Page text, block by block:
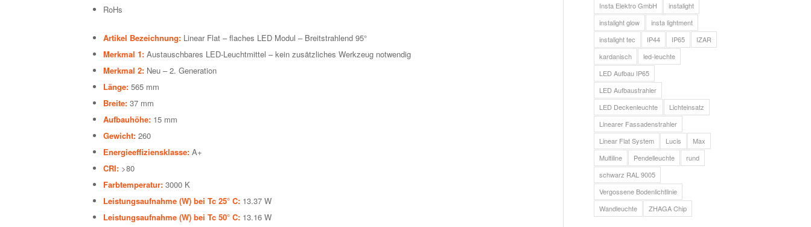
RoHs
Artikel Bezeichnung: Linear Flat – flaches LED Modul – Breitstrahlend 95°
Merkmal 1: Austauschbares LED-Leuchtmittel – kein zusätzliches Werkzeug notwendig
Merkmal 2: Neu – 2. Generation
Länge: 565 mm
Breite: 37 mm
Aufbauhöhe: 15 mm
Gewicht: 260
Energieeffiziensklasse: A+
CRI: >80
Farbtemperatur: 3000 K
Leistungsaufnahme (W) bei Tc 25° C: 13.37 W
Leistungsaufnahme (W) bei Tc 50° C: 13.16 W
Insta Elektro GmbH
instalight
instalight glow
insta lightment
instalight tec
IP44 IP65
IZAR
kardanisch
led-leuchte
LED Aufbau IP65
LED Aufbaustrahler
LED Deckenleuchte
Lichteinsatz
Linearer Fassadenstrahler
Linear Flat System
Lucis
Max
Multiline
Pendelleuchte
rund
schwarz RAL 9005
Vergossene Bodenlichtlinie
Wandleuchte
ZHAGA Chip